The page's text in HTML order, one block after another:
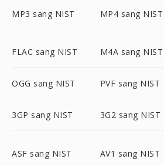
MP3 sang NIST MP4 sang NIST
FLAC sang NIST M4A sang NIST
OGG sang NIST PVF sang NIST
3GP sang NIST 3G2 sang NIST
ASF sang NIST AV1 sang NIST